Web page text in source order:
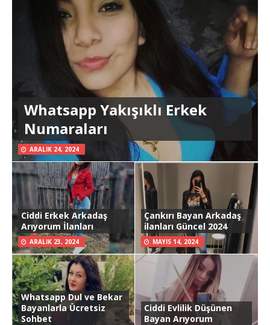
Whatsapp Yakışıklı Erkek
Numaraları
ARALIK 24, 2024
Ciddi Erkek Arkadaş
Arıyorum İlanları
ARALIK 23, 2024
Çankırı Bayan Arkadaş
ilanları Güncel 2024
MAYIS 14, 2024
Whatsapp Dul ve Bekar
Bayanlarla Ücretsiz
Sohbet
Ciddi Evlilik Düşünen
Bayan Arıyorum